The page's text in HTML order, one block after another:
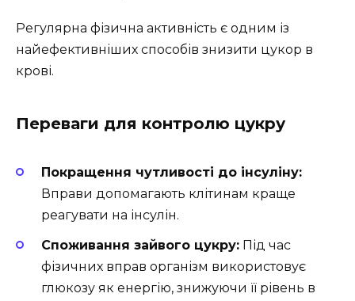
Регулярна фізична активність є одним із
найефективніших способів знизити цукор в
крові.
Переваги для контролю цукру
Покращення чутливості до інсуліну:
Вправи допомагають клітинам краще
реагувати на інсулін.
Споживання зайвого цукру: Під час
фізичних вправ організм використовує
глюкозу як енергію, знижуючи її рівень в